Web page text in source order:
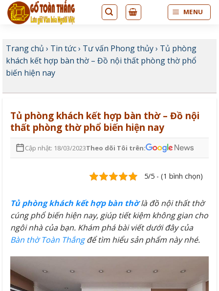
Bỏ
qua
MENU
Trang chủ › Tin tức› Tư vấn Phong thủy› Tủ phòng
khách kết hợp bàn thờ – Đồ nội thất phòng thờ phổ
biến hiện nay
Tủ phòng khách kết hợp bàn thờ – Đồ nội
thất phòng thờ phổ biến hiện nay
Cập nhật: 18/03/2023Theo dõi Tôi trên:
5/5 - (1 bình chọn)
Tủ phòng khách kết hợp bàn thờ là đồ nội thất thờ
cúng phổ biến hiện nay, giúp tiết kiệm không gian cho
ngôi nhà của bạn. Khám phá bài viết dưới đây của
Bàn thờ Toàn Thắngđể tìm hiểu sản phẩm này nhé.